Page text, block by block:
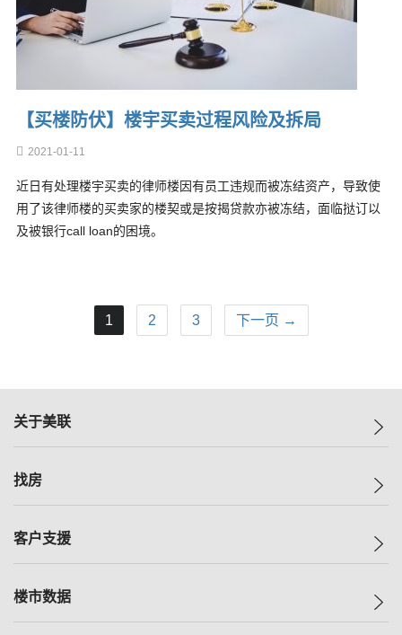
【买楼防伏】楼宇买卖过程风险及拆局
2021-01-11
近日有处理楼宇买卖的律师楼因有员工违规而被冻结资产，导致使
用了该律师楼的买卖家的楼契或是按揭贷款亦被冻结，面临挞订以
及被银行call loan的困境。
1 2 3 下一页 →
关于美联
美联集团
人才招募
找房
一手新房
减价
客户支援
自助放盘
楼市数据